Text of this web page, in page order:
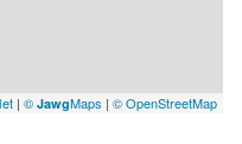
| © JawgMaps | © OpenStreetMap